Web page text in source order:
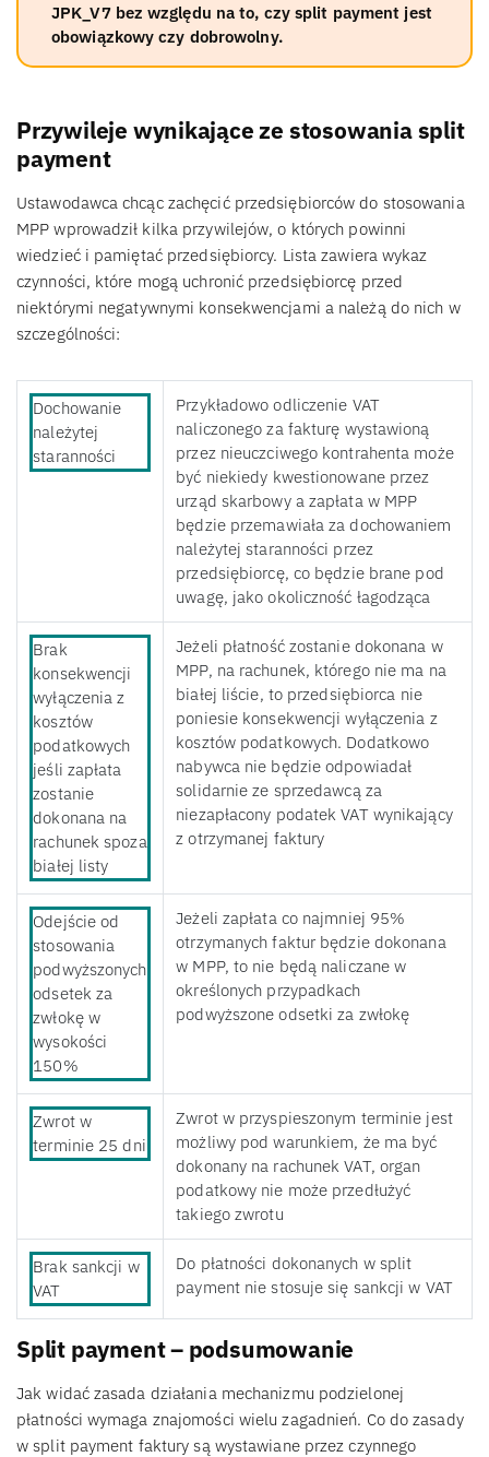
JPK_V7 bez względu na to, czy split payment jest
obowiązkowy czy dobrowolny.
Przywileje wynikające ze stosowania split
payment
Ustawodawca chcąc zachęcić przedsiębiorców do stosowania
MPP wprowadził kilka przywilejów, o których powinni
wiedzieć i pamiętać przedsiębiorcy. Lista zawiera wykaz
czynności, które mogą uchronić przedsiębiorcę przed
niektórymi negatywnymi konsekwencjami a należą do nich w
szczególności:
Dochowanie
należytej
staranności
Przykładowo odliczenie VAT
naliczonego za fakturę wystawioną
przez nieuczciwego kontrahenta może
być niekiedy kwestionowane przez
urząd skarbowy a zapłata w MPP
będzie przemawiała za dochowaniem
należytej staranności przez
przedsiębiorcę, co będzie brane pod
uwagę, jako okoliczność łagodząca
Brak
konsekwencji
wyłączenia z
kosztów
podatkowych
jeśli zapłata
zostanie
dokonana na
rachunek spoza
białej listy
Jeżeli płatność zostanie dokonana w
MPP, na rachunek, którego nie ma na
białej liście, to przedsiębiorca nie
poniesie konsekwencji wyłączenia z
kosztów podatkowych. Dodatkowo
nabywca nie będzie odpowiadał
solidarnie ze sprzedawcą za
niezapłacony podatek VAT wynikający
z otrzymanej faktury
Odejście od
stosowania
podwyższonych
odsetek za
zwłokę w
wysokości
150%
Jeżeli zapłata co najmniej 95%
otrzymanych faktur będzie dokonana
w MPP, to nie będą naliczane w
określonych przypadkach
podwyższone odsetki za zwłokę
Zwrot w
terminie 25 dni
Zwrot w przyspieszonym terminie jest
możliwy pod warunkiem, że ma być
dokonany na rachunek VAT, organ
podatkowy nie może przedłużyć
takiego zwrotu
Brak sankcji w
VAT
Do płatności dokonanych w split
payment nie stosuje się sankcji w VAT
Split payment – podsumowanie
Jak widać zasada działania mechanizmu podzielonej
płatności wymaga znajomości wielu zagadnień. Co do zasady
w split payment faktury są wystawiane przez czynnego